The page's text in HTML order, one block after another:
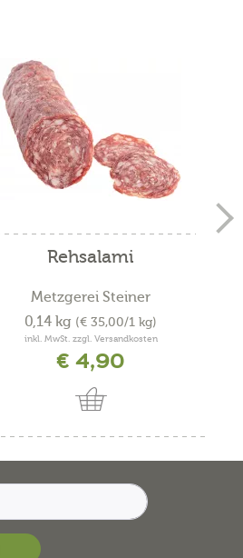
Rehsalami
Metzgerei Steiner
0,14 kg (€ 35,00/1 kg)
inkl. MwSt. zzgl. Versandkosten
€ 4,90